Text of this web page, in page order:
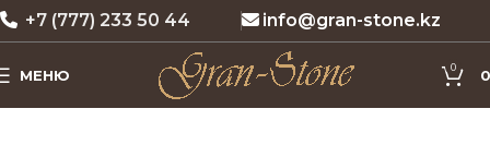
+7 (777) 233 50 44 info@gran-stone.kz
МЕНЮ 0 0